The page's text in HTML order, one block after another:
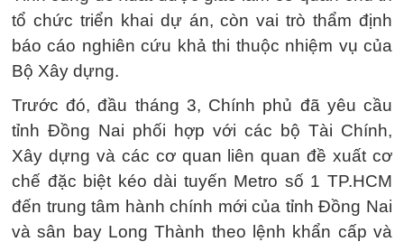
tổ chức triển khai dự án, còn vai trò thẩm định
báo cáo nghiên cứu khả thi thuộc nhiệm vụ của
Bộ Xây dựng.
Trước đó, đầu tháng 3, Chính phủ đã yêu cầu
tỉnh Đồng Nai phối hợp với các bộ Tài Chính,
Xây dựng và các cơ quan liên quan đề xuất cơ
chế đặc biệt kéo dài tuyến Metro số 1 TP.HCM
đến trung tâm hành chính mới của tỉnh Đồng Nai
và sân bay Long Thành theo lệnh khẩn cấp và